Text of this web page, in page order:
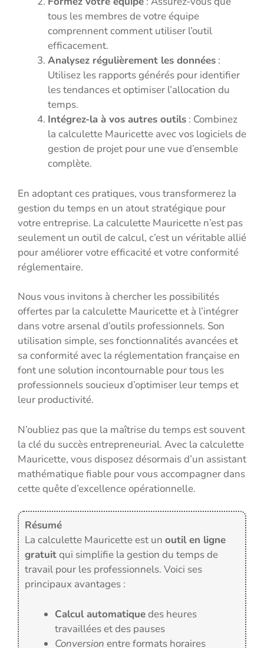
tous les membres de votre équipe
comprennent comment utiliser l’outil
efficacement.
Analysez régulièrement les données :
Utilisez les rapports générés pour identifier
les tendances et optimiser l’allocation du
temps.
Intégrez-la à vos autres outils : Combinez
la calculette Mauricette avec vos logiciels de
gestion de projet pour une vue d’ensemble
complète.
En adoptant ces pratiques, vous transformerez la
gestion du temps en un atout stratégique pour
votre entreprise. La calculette Mauricette n’est pas
seulement un outil de calcul, c’est un véritable allié
pour améliorer votre efficacité et votre conformité
réglementaire.
Nous vous invitons à chercher les possibilités
offertes par la calculette Mauricette et à l’intégrer
dans votre arsenal d’outils professionnels. Son
utilisation simple, ses fonctionnalités avancées et
sa conformité avec la réglementation française en
font une solution incontournable pour tous les
professionnels soucieux d’optimiser leur temps et
leur productivité.
N’oubliez pas que la maîtrise du temps est souvent
la clé du succès entrepreneurial. Avec la calculette
Mauricette, vous disposez désormais d’un assistant
mathématique fiable pour vous accompagner dans
cette quête d’excellence opérationnelle.
Résumé
La calculette Mauricette est un outil en ligne
gratuitqui simplifie la gestion du temps de
travail pour les professionnels. Voici ses
principaux avantages :
Calcul automatiquedes heures
travaillées et des pauses
Conversion entre formats horaires